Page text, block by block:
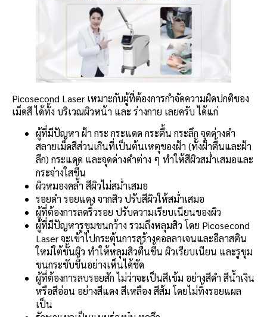
Picosecond Laser เหมาะกับผู้ที่ต้องการกำจัดความผิดปกติของ
เม็ดสี ได้ทั้ง บริเวณผิวหน้า และ ร่างกาย เลยครับ ได้แก่
ผู้ที่มีปัญหา ฝ้า กระ กระแดด กระตื้น กระลึก จุดด่างดำ
สลายเม็ดสีส่วนเกินที่เป็นต้นเหตุของฝ้า (ทั้งฝ้าตื้นและฝ้า
ลึก) กระแดด และจุดด่างดำต่าง ๆ ทำให้สีผิวสม่ำเสมอและ
กระจ่างใสขึ้น
ผิวหมองคล้ำ สีผิวไม่สม่ำเสมอ
รอยดำ รอยแดง จากสิว ปรับสีผิวให้สม่ำเสมอ
ผู้ที่ต้องการลดริ้วรอย ปรับความเรียบเนียนของผิว
ผู้ที่มีปัญหารูขุมขนกว้าง รวมถึงหลุมสิว โดย Picosecond
Laser จะเข้าไปกระตุ้นการสร้างคอลลาเจนและอีลาสติน
ใหม่ใต้ชั้นผิว ทำให้หลุมสิวตื้นขึ้น ผิวเรียบเนียน และรูขุม
ขนกระชับขึ้นอย่างเห็นได้ชัด
ผู้ที่ต้องการลบรอยสัก ไม่ว่าจะเป็นสีเข้ม อย่างสีดำ สีน้ำเงิน
หรือสีอ่อน อย่างสีแดง สีเหลือง สีส้ม โดยไม่ทิ้งรอยแผล
เป็น